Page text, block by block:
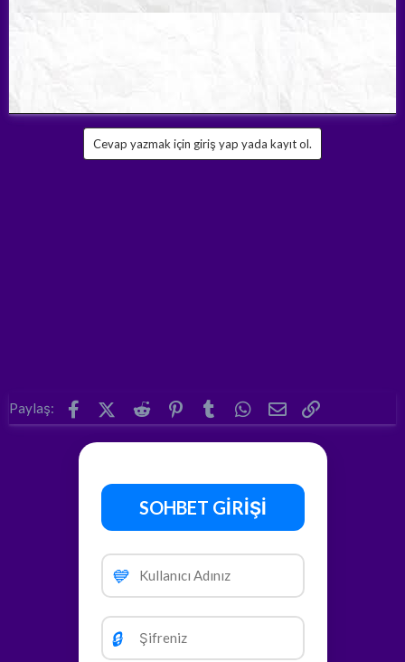
Cevap yazmak için giriş yap yada kayıt ol.
Paylaş: FacebookX (Twitter)
Reddit Pinterest
Tumblr WhatsApp
E-posta
SOHBET GİRİŞİ
💙
🔒